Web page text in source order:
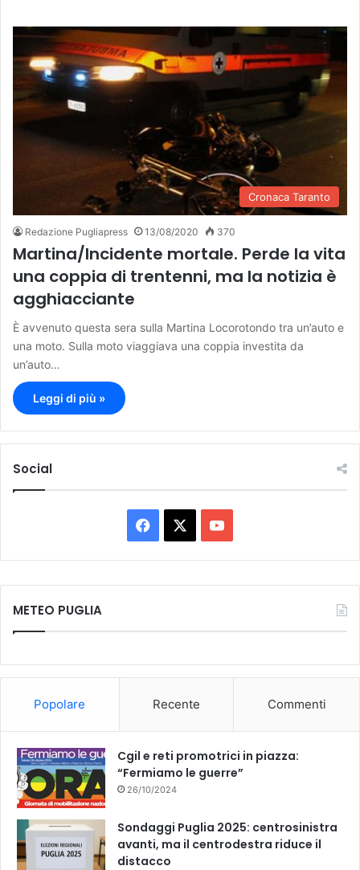
Cronaca Taranto
Redazione Pugliapress 13/08/2020 370
Martina/Incidente mortale. Perde la vita
una coppia di trentenni, ma la notizia è
agghiacciante
È avvenuto questa sera sulla Martina Locorotondo tra un’auto e
una moto. Sulla moto viaggiava una coppia investita da
un’auto…
Leggi di più »
Social
a
c
k
o
u
METEO PUGLIA
Popolare Recente Commenti
Cgil e reti promotrici in piazza:
“Fermiamo le guerre”
26/10/2024
Sondaggi Puglia 2025: centrosinistra
avanti, ma il centrodestra riduce il
distacco